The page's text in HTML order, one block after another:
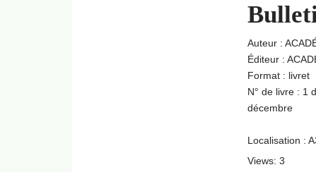
Auteur :
Éditeur :
Format : livret
N° de livre : 1
décembre
Localisation :
Views: 3